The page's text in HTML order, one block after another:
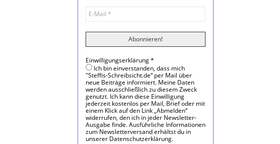
Einwilligungserklärung*
Ich bin einverstanden, dass mich
"Steffis-Schreibsicht.de“ per Mail über
neue Beiträge informiert. Meine Daten
werden ausschließlich zu diesem Zweck
genutzt. Ich kann diese Einwilligung
jederzeit kostenlos per Mail, Brief oder mit
einem Klick auf den Link „Abmelden“
widerrufen, den ich in jeder Newsletter-
Ausgabe finde. Ausführliche Informationen
zum Newsletterversand erhältst du in
unserer Datenschutzerklärung.